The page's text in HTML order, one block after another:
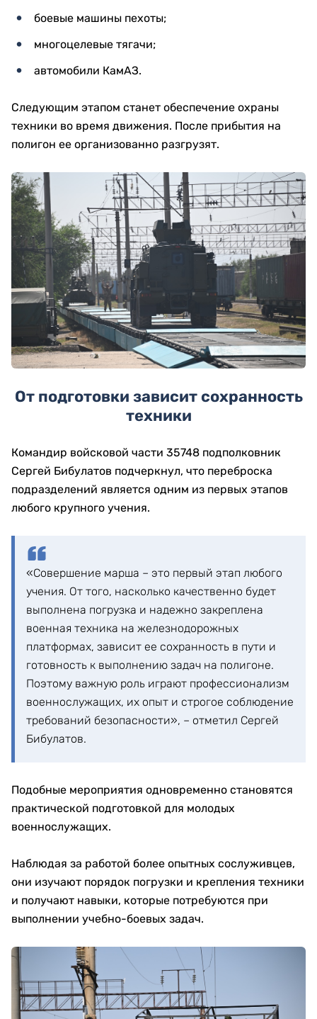
боевые машины пехоты;
многоцелевые тягачи;
автомобили КамАЗ.
Следующим этапом станет обеспечение охраны
техники во время движения. После прибытия на
полигон ее организованно разгрузят.
От подготовки зависит сохранность
техники
Командир войсковой части 35748 подполковник
Сергей Бибулатов подчеркнул, что переброска
подразделений является одним из первых этапов
любого крупного учения.
«Совершение марша – это первый этап любого
учения. От того, насколько качественно будет
выполнена погрузка и надежно закреплена
военная техника на железнодорожных
платформах, зависит ее сохранность в пути и
готовность к выполнению задач на полигоне.
Поэтому важную роль играют профессионализм
военнослужащих, их опыт и строгое соблюдение
требований безопасности», – отметил Сергей
Бибулатов.
Подобные мероприятия одновременно становятся
практической подготовкой для молодых
военнослужащих.
Наблюдая за работой более опытных сослуживцев,
они изучают порядок погрузки и крепления техники
и получают навыки, которые потребуются при
выполнении учебно-боевых задач.